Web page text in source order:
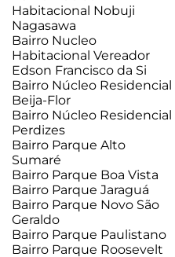
Habitacional Nobuji
Nagasawa
Bairro Nucleo
Habitacional Vereador
Edson Francisco da Si
Bairro Núcleo Residencial
Beija-Flor
Bairro Núcleo Residencial
Perdizes
Bairro Parque Alto
Sumaré
Bairro Parque Boa Vista
Bairro Parque Jaraguá
Bairro Parque Novo São
Geraldo
Bairro Parque Paulistano
Bairro Parque Roosevelt